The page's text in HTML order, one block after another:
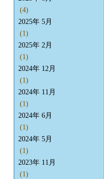
(4)
2025年 5月
(1)
2025年 2月
(1)
2024年 12月
(1)
2024年 11月
(1)
2024年 6月
(1)
2024年 5月
(1)
2023年 11月
(1)